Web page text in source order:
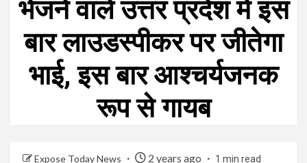
भेजने वाले उत्तर प्रदेश में इस
बार लाउडस्पीकर पर जीतेगा
भाई, इस बार आश्चर्यजनक
रूप से गायब
Expose Today News 2 years ago 1 min read